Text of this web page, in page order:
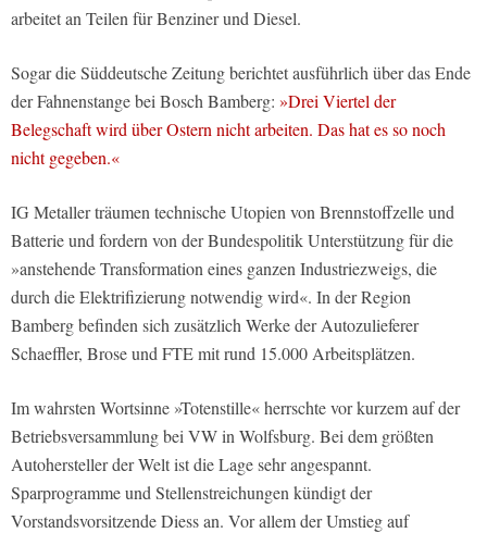
arbeitet an Teilen für Benziner und Diesel.
Sogar die Süddeutsche Zeitung berichtet ausführlich über das Ende
der Fahnenstange bei Bosch Bamberg: »Drei Viertel der
Belegschaft wird über Ostern nicht arbeiten. Das hat es so noch
nicht gegeben.«
IG Metaller träumen technische Utopien von Brennstoffzelle und
Batterie und fordern von der Bundespolitik Unterstützung für die
»anstehende Transformation eines ganzen Industriezweigs, die
durch die Elektrifizierung notwendig wird«. In der Region
Bamberg befinden sich zusätzlich Werke der Autozulieferer
Schaeffler, Brose und FTE mit rund 15.000 Arbeitsplätzen.
Im wahrsten Wortsinne »Totenstille« herrschte vor kurzem auf der
Betriebsversammlung bei VW in Wolfsburg. Bei dem größten
Autohersteller der Welt ist die Lage sehr angespannt.
Sparprogramme und Stellenstreichungen kündigt der
Vorstandsvorsitzende Diess an. Vor allem der Umstieg auf